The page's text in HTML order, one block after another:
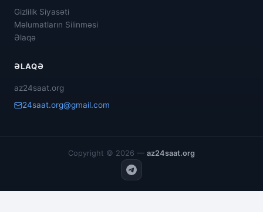
Gizlilik Siyasəti
Məlumatların Silinməsi
Əlaqə
ƏLAQƏ
az24saat.org
24saat.org@gmail.com
Copyright © 2026 — az24saat.org